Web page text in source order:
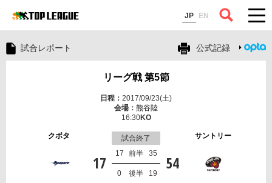
JP EN
コラム
試合レポート 公式記録
リーグ戦 第5節
2017/09/23(土)
熊谷陸
16:30
クボタ サントリー
試合終了
17 54
前半
17 35
後半
0 19